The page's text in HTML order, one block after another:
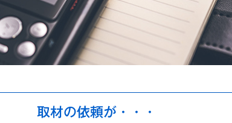
取材の依頼が・・・